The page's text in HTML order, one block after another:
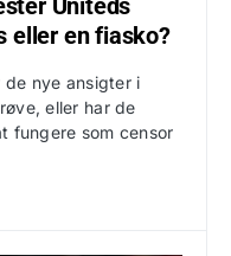
Uniteds
eller en fiasko?
nye ansigter i
eller har de
fungere som censor